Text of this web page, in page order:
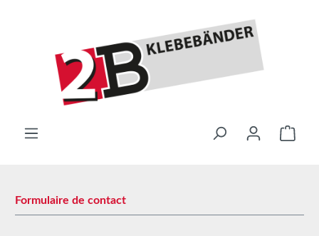
Le
Formulaire de contact